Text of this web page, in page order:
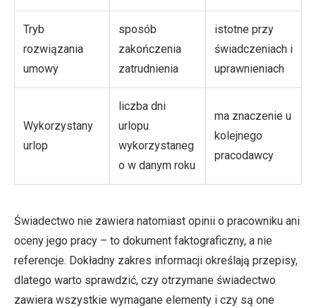
Tryb
rozwiązania
umowy
sposób
zakończenia
zatrudnienia
istotne przy
świadczeniach i
uprawnieniach
Wykorzystany
urlop
liczba dni
urlopu
wykorzystaneg
o w danym roku
ma znaczenie u
kolejnego
pracodawcy
Świadectwo nie zawiera natomiast opinii o pracowniku ani
oceny jego pracy – to dokument faktograficzny, a nie
referencje. Dokładny zakres informacji określają przepisy,
dlatego warto sprawdzić, czy otrzymane świadectwo
zawiera wszystkie wymagane elementy i czy są one